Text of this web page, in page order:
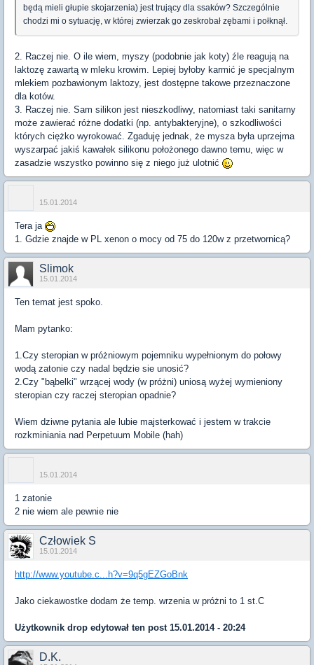
będą mieli głupie skojarzenia) jest trujący dla ssaków? Szczególnie
chodzi mi o sytuację, w której zwierzak go zeskrobał zębami i połknął.
2. Raczej nie. O ile wiem, myszy (podobnie jak koty) źle reagują na
laktozę zawartą w mleku krowim. Lepiej byłoby karmić je specjalnym
mlekiem pozbawionym laktozy, jest dostępne takowe przeznaczone
dla kotów.
3. Raczej nie. Sam silikon jest nieszkodliwy, natomiast taki sanitarny
może zawierać różne dodatki (np. antybakteryjne), o szkodliwości
których ciężko wyrokować. Zgaduję jednak, że mysza była uprzejma
wyszarpać jakiś kawałek silikonu położonego dawno temu, więc w
zasadzie wszystko powinno się z niego już ulotnić
15.01.2014
Tera ja
1. Gdzie znajde w PL xenon o mocy od 75 do 120w z przetwornicą?
Slimok
15.01.2014
Ten temat jest spoko.
Mam pytanko:
1.Czy steropian w próżniowym pojemniku wypełnionym do połowy
wodą zatonie czy nadal będzie sie unosić?
2.Czy "bąbelki" wrzącej wody (w próżni) uniosą wyżej wymieniony
steropian czy raczej steropian opadnie?
Wiem dziwne pytania ale lubie majsterkować i jestem w trakcie
rozkminiania nad Perpetuum Mobile (hah)
15.01.2014
1 zatonie
2 nie wiem ale pewnie nie
Człowiek S
15.01.2014
http://www.youtube.c...h?v=9q5gEZGoBnk
Jako ciekawostke dodam że temp. wrzenia w próżni to 1 st.C
Użytkownik drop edytował ten post 15.01.2014 - 20:24
D.K.